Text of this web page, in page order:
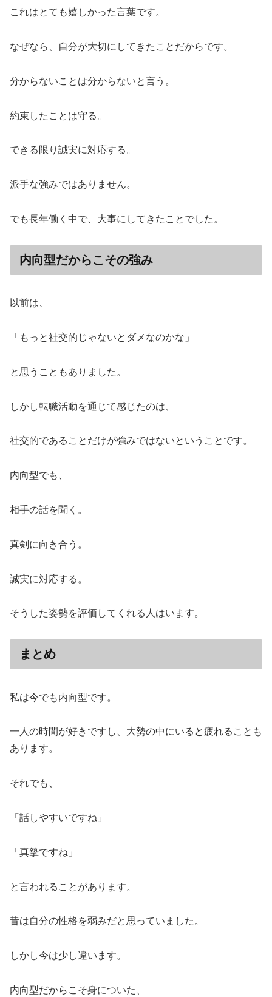
これはとても嬉しかった言葉です。
なぜなら、自分が大切にしてきたことだからです。
分からないことは分からないと言う。
約束したことは守る。
できる限り誠実に対応する。
派手な強みではありません。
でも長年働く中で、大事にしてきたことでした。
内向型だからこその強み
以前は、
「もっと社交的じゃないとダメなのかな」
と思うこともありました。
しかし転職活動を通じて感じたのは、
社交的であることだけが強みではないということです。
内向型でも、
相手の話を聞く。
真剣に向き合う。
誠実に対応する。
そうした姿勢を評価してくれる人はいます。
まとめ
私は今でも内向型です。
一人の時間が好きですし、大勢の中にいると疲れることも
あります。
それでも、
「話しやすいですね」
「真摯ですね」
と言われることがあります。
昔は自分の性格を弱みだと思っていました。
しかし今は少し違います。
内向型だからこそ身についた、